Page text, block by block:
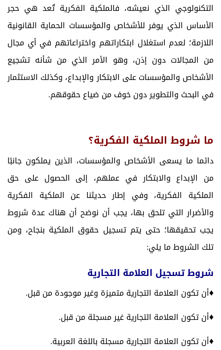
التكنولوجي الذي نعيشه، فالملكية الفكرية تُعد هي حجر
الأساس الذي يوفر للأشخاص والمؤسسات الحماية القانونية
اللازمة؛ لعدم استغلال ابتكاراتهم واختراعاتهم في أي مجال
من المجالات دون إذن، وهو الأمر الذي من شأنه تشجيع
الأشخاص والمؤسسات على الابتكار والإبداع، وكذلك الاستثمار
في البحث والتطوير دون خوف من ضياع حقوقهم.
ما شروط الملكية الفكرية؟
دائما ما يسعى الأشخاص والمؤسسات، الذين يملكون جانبًا
من الإبداع والابتكار في عملهم، إلى الحصول على حق
الملكية الفكرية، وفي إطار حديثنا عن الملكية الفكرية
والأضرار التي تلحق بها، يجب أن نوضح أن هناك عدة شروط
يجب تحقيقها؛ حتى يتم تسجيل حقوق الملكية بنجاح، ومن
تلك الشروط ما يلي:
شروط تسجيل العلامة التجارية
♦أن تكون العلامة التجارية متميزة وغير موجودة من قبل.
♦أن تكون العلامة التجارية غير مسجلة من قبل.
♦أن تكون العلامة التجارية مسجلة باللغة العربية.